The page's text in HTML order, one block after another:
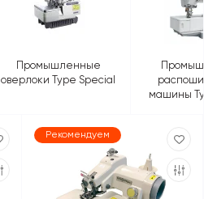
Промышленные
оверлоки Type Special
машины
Рекомендуем